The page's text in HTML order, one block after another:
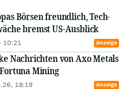
Börsen freundlich, Tech-
bremst US-Ausblick
10:21 Anzeige
Nachrichten von Axo Metals
Mining
18:19 Anzeige